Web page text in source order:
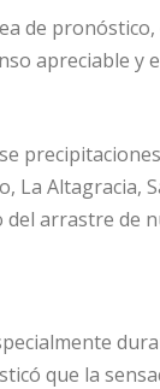
de
apreciable
La Altagracia,
arrastre de
que la